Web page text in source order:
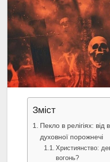
Зміст
Пекло в релігіях: від
духовної порожнечі
Християнство:
вогонь?